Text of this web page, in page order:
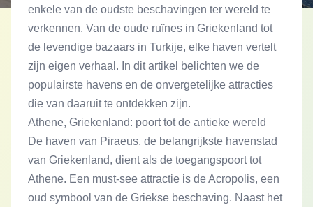
enkele van de oudste beschavingen ter wereld te
verkennen. Van de oude ruïnes in Griekenland tot
de levendige bazaars in Turkije, elke haven vertelt
zijn eigen verhaal. In dit artikel belichten we de
populairste havens en de onvergetelijke attracties
die van daaruit te ontdekken zijn.
Athene, Griekenland: poort tot de antieke wereld
De haven van Piraeus, de belangrijkste havenstad
van Griekenland, dient als de toegangspoort tot
Athene. Een must-see attractie is de Acropolis, een
oud symbool van de Griekse beschaving. Naast het